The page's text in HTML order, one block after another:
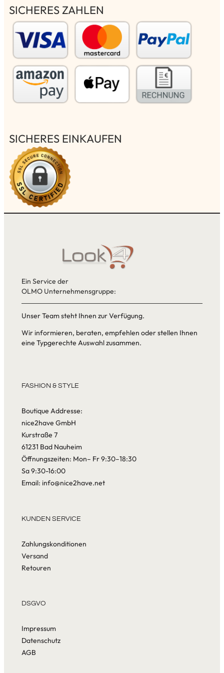
SICHERES ZAHLEN
SICHERES EINKAUFEN
Ein Service der
OLMO Unternehmensgruppe:
Unser Team steht Ihnen zur Verfügung.
Wir informieren, beraten, empfehlen oder stellen Ihnen
eine Typgerechte Auswahl zusammen.
FASHION & STYLE
Boutique Addresse:
nice2have GmbH
Kurstraße 7
61231 Bad Nauheim
Öffnungszeiten: Mon– Fr 9:30–18:30
Sa 9:30-16:00
Email: info@nice2have.net
KUNDEN SERVICE
Zahlungskonditionen
Versand
Retouren
DSGVO
Impressum
Datenschutz
AGB